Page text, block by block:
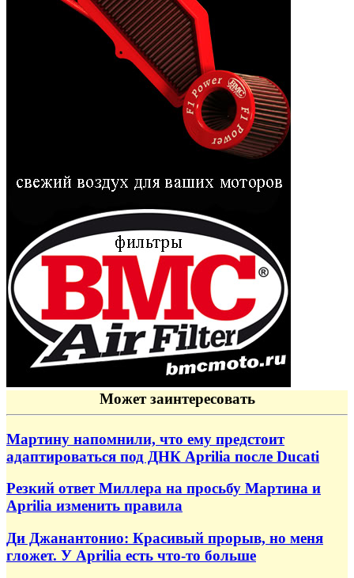
Может заинтересовать
Мартину напомнили, что ему предстоит
адаптироваться под ДНК Aprilia после Ducati
Резкий ответ Миллера на просьбу Мартина и
Aprilia изменить правила
Ди Джанантонио: Красивый прорыв, но меня
гложет. У Aprilia есть что-то больше